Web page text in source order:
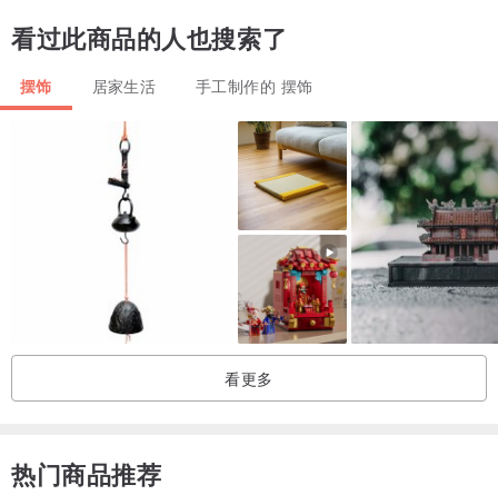
1、商品皆为纯手工制作
3、水泥具吸水排水特性，遇水或透明液体时颜色变深，待干后恢复原
4、表面与边缘所产生之气孔及斑驳感为水泥本身独有特色，并非瑕疵
1、此商品100%纯手工制作，多少会有气泡和斑驳感
2、有时也会因天气的因素，造成水泥的纹路有些不同，不介意再下单
谢谢
3、若超过物流运送最高限重5Kg，需请买家分开下标订单(超过会告
5、如无现货，皆为下单后，3至10工作天出货
看过此商品的人也搜索了
摆饰 居家生活 手工制作的 摆饰
看更多
热门商品推荐